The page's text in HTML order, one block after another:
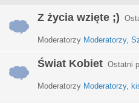
Z życia wzięte ;)
Moderatorzy Moderatorzy,
Świat Kobiet Ostatni
Moderatorzy Moderatorzy,